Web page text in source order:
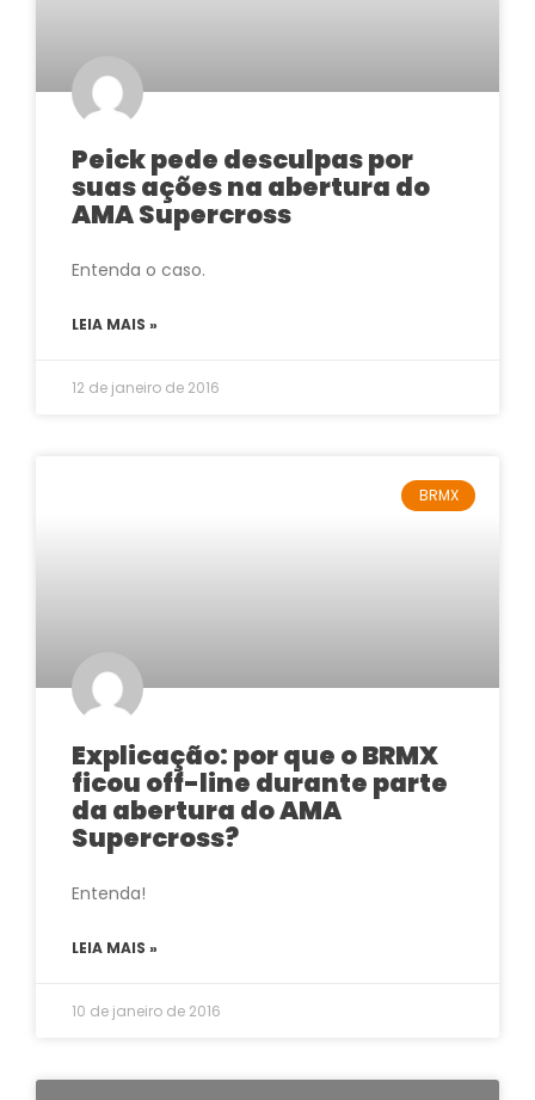
Peick pede desculpas por
suas ações na abertura do
AMA Supercross
Entenda o caso.
LEIA MAIS »
12 de janeiro de 2016
BRMX
Explicação: por que o BRMX
ficou off-line durante parte
da abertura do AMA
Supercross?
Entenda!
LEIA MAIS »
10 de janeiro de 2016